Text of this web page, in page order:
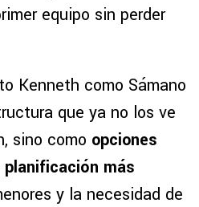
equipo sin perder
Kenneth como Sámano
que ya no los ve
sino como opciones
más
y la necesidad de